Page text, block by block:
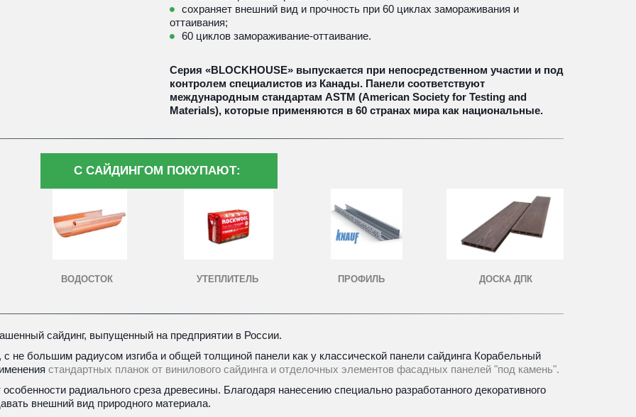
сохраняет внешний вид и прочность при 60 циклах замораживания и
оттаивания;
60 циклов замораживание-оттаивание.
Серия «BLOCKHOUSE» выпускается при непосредственном участии и под
контролем специалистов из Канады. Панели соответствуют
международным стандартам ASTM (American Society for Testing and
Materials), которые применяются в 60 странах мира как национальные.
С САЙДИНГОМ ПОКУПАЮТ:
ВОДОСТОК УТЕПЛИТЕЛЬ ПРОФИЛЬ ДОСКА ДПК
сайдинг, выпущенный на предприятии в России.
большим радиусом изгиба и общей толщиной панели как у классической панели сайдинга Корабельный
стандартных планок от винилового сайдинга и отделочных элементов фасадных панелей "под камень".
радиального среза древесины. Благодаря нанесению специально разработанного декоративного
внешний вид природного материала.